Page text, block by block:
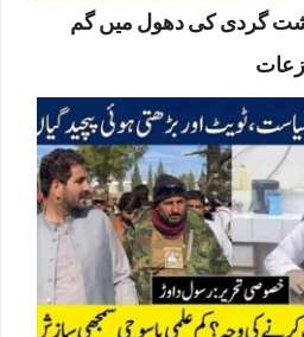
گردی کی دھول میں گم